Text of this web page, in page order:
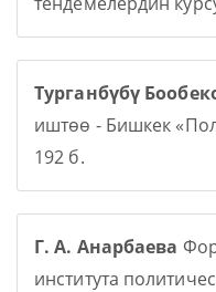
Турганбүбү
иштөө - Бишкек
192 б.
Г. А. Анарбаева
института